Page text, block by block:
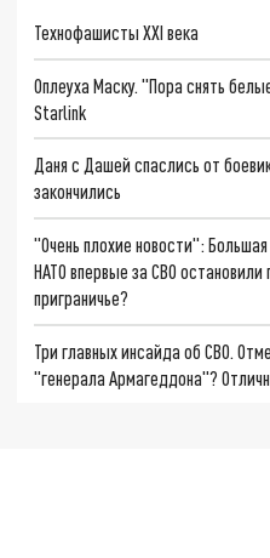
Технофашисты XXI века
Оплеуха Маску. "Пора снять
Starlink
Даня с Дашей спаслись от
закончились
"Очень плохие новости":
НАТО впервые за СВО
приграничье?
Три главных инсайда об СВО.
"генерала Армагеддона"?